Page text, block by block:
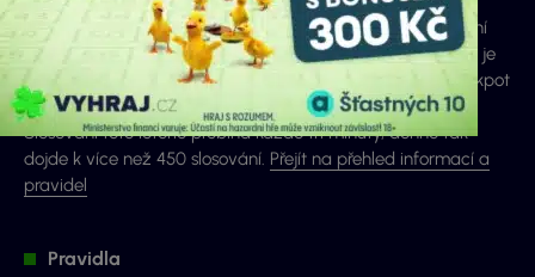
Caramba 40 je trefit šestici, která bude tažena ve slosování
ideálně jako první. Pro jakoukoli výhru v loterii Caramba 40 je
nutné, aby byla tažena všechna tebou vsazená čísla. Jackpot
v této hře je stanoven na maximální výši 5 000 000 Kč.
Slosování této loterie probíhá každé tři minuty, denně tak
dojde k více než 450 slosování. Přejít na přehled informací a
pravidel
Pravidla